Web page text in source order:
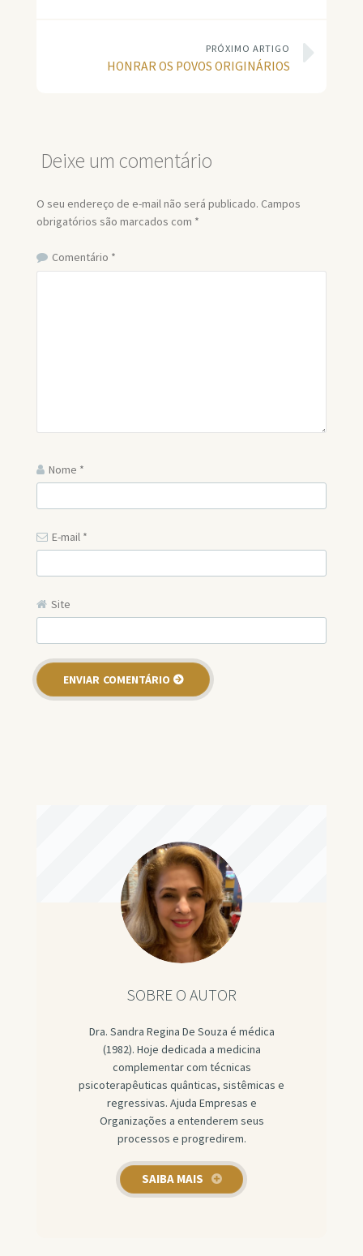
PRÓXIMO ARTIGO
HONRAR OS POVOS ORIGINÁRIOS
Deixe um comentário
O seu endereço de e-mail não será publicado. Campos
obrigatórios são marcados com *
Comentário *
Nome *
E-mail *
Site
SOBRE O AUTOR
Dra. Sandra Regina De Souza é médica
(1982). Hoje dedicada a medicina
complementar com técnicas
psicoterapêuticas quânticas, sistêmicas e
regressivas. Ajuda Empresas e
Organizações a entenderem seus
processos e progredirem.
SAIBA MAIS